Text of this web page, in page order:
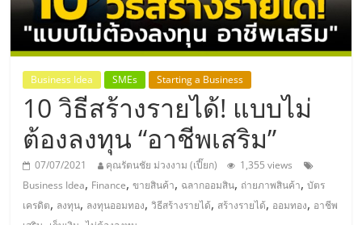
ThaiSMEsCenter,
รวม
ธุรกิจ
เอ
ส
Business Idea SMEs Starting a Business
10 วิธีสร้างรายได้! แบบไม่
ต้องลงทุน “อาชีพเสริม”
07/07/2021 คุณรัตนชัย ม่วงงาม (เปี๊ยก)
1,355 views
Business Idea, Finance,ขายสินค้า, ฉลากออมสิน, ถ่ายภาพสินค้า,บัตร
เครดิต, ลงทุน, ลงทุนออมทอง,วิธีสร้างรายได้, สร้างรายได้, ออมทอง, อาชีพ